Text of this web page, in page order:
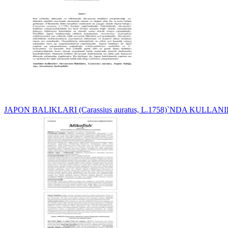
JAPON BALIKLARI (Carassius auratus, L.1758)`NDA